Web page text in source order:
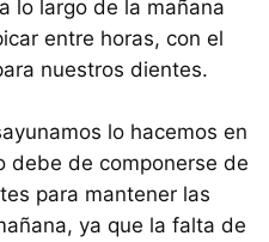
lo largo de la mañana
entre horas, con el
nuestros dientes.
lo hacemos en
debe de componerse de
para mantener las
ya que la falta de